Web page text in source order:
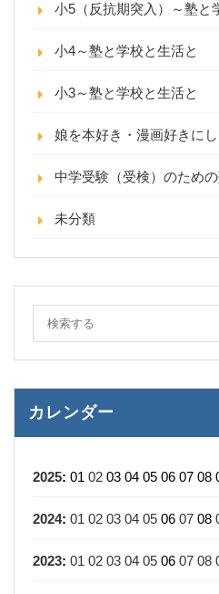
小5（反抗期突入）～塾と
小4～塾と学校と生活と
小3～塾と学校と生活と
娘を本好き・漫画好きに
中学受験（受検）のため
未分類
カレンダー
2025: 01 02 03 04 05 06 07 08
2024: 01 02 03 04 05 06 07 08
2023: 01 02 03 04 05 06 07 08